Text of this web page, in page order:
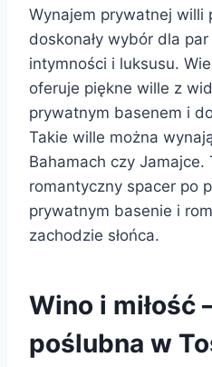
Wynajem prywatnej willi
doskonały wybór dla
intymności i luksusu.
oferuje piękne wille z
prywatnym basenem i
Takie wille można
Bahamach czy Jamajce.
romantyczny spacer po
prywatnym basenie i
zachodzie słońca.
Wino i miłość
poślubna w